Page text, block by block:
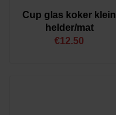
Cup glas koker klein
helder/mat
€12.50